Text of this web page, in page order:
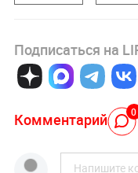
Подписаться на
Комментарий 0